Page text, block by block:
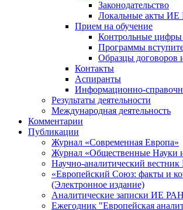
Законодательство
Локальные акты
Прием на обучение
Контрольные цифры
Программы
Образцы договоров
Контакты
Аспиранты
Информационно-
Результаты деятельности
Международная деятельность
Комментарии
Публикации
Журнал «Современная Европа»
Журнал «Общественные Науки
Научно-аналитический
«Европейский Союз: факты и
(Электронное издание)
Аналитические записки ИЕ РАН
Ежегодник "Европейская